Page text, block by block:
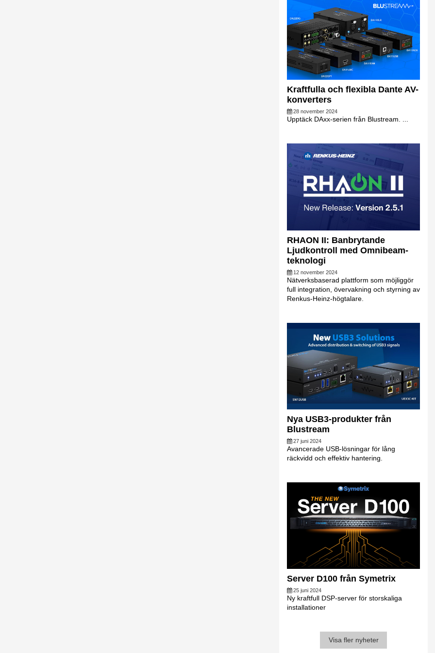
Kraftfulla och flexibla Dante AV-
konverters
28 november 2024
Upptäck DAxx-serien från Blustream. ...
RHAON II: Banbrytande
Ljudkontroll med Omnibeam-
teknologi
12 november 2024
Nätverksbaserad plattform som möjliggör
full integration, övervakning och styrning av
Renkus-Heinz-högtalare.
Nya USB3-produkter från
Blustream
27 juni 2024
Avancerade USB-lösningar för lång
räckvidd och effektiv hantering.
Server D100 från Symetrix
25 juni 2024
Ny kraftfull DSP-server för storskaliga
installationer
Visa fler nyheter